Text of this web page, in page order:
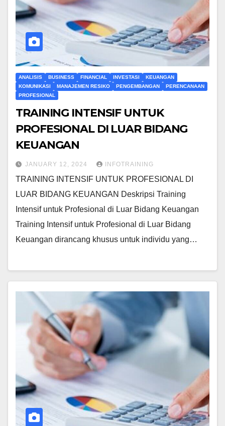
ANALISIS BUSINESS FINANCIAL INVESTASI
KEUANGAN
KOMUNIKASI
MANAJEMEN RESIKO PENGEMBANGAN
PERENCANAAN
PROFESIONAL
TRAINING INTENSIF UNTUK
PROFESIONAL DI LUAR BIDANG
KEUANGAN
JANUARY 12, 2024 INFOTRAINING
TRAINING INTENSIF UNTUK PROFESIONAL DI
LUAR BIDANG KEUANGAN Deskripsi Training
Intensif untuk Profesional di Luar Bidang Keuangan
Training Intensif untuk Profesional di Luar Bidang
Keuangan dirancang khusus untuk individu yang…